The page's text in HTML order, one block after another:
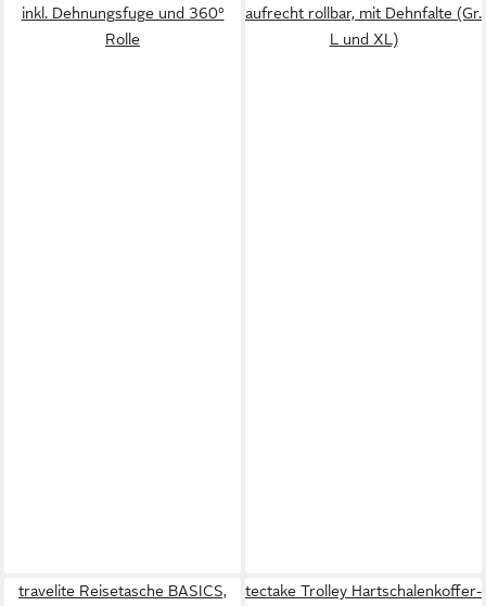
inkl. Dehnungsfuge und 360°
Rolle
aufrecht rollbar, mit Dehnfalte (Gr.
L und XL)
travelite Reisetasche BASICS,
tectake Trolley Hartschalenkoffer-